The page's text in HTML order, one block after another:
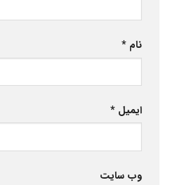
نام *
ایمیل *
وب‌ سایت